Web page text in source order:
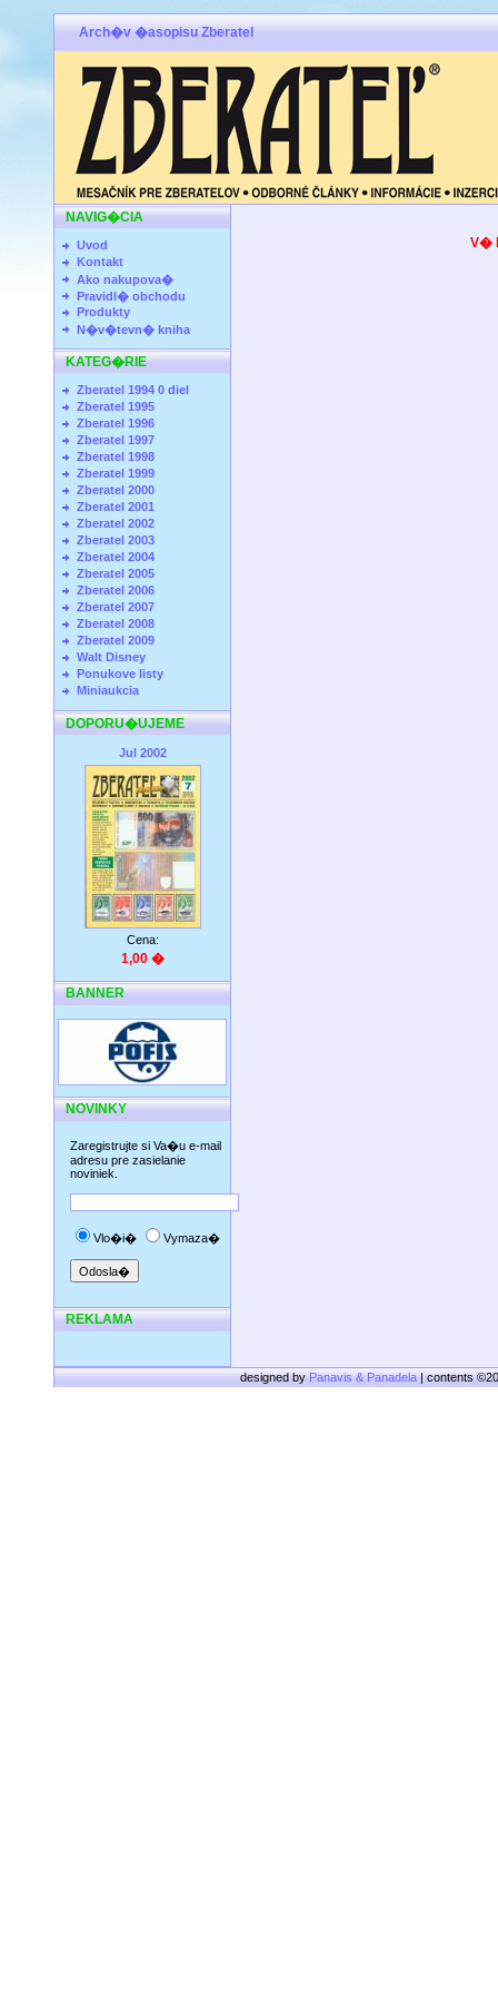
Arch�v �asopisu Zberatel
NAVIG�CIA
Uvod
Kontakt
Ako nakupova�
Pravidl� obchodu
Produkty
N�v�tevn� kniha
KATEG�RIE
Zberatel 1994 0 diel
Zberatel 1995
Zberatel 1996
Zberatel 1997
Zberatel 1998
Zberatel 1999
Zberatel 2000
Zberatel 2001
Zberatel 2002
Zberatel 2003
Zberatel 2004
Zberatel 2005
Zberatel 2006
Zberatel 2007
Zberatel 2008
Zberatel 2009
Walt Disney
Ponukove listy
Miniaukcia
DOPORU�UJEME
Jul 2002
Cena:
1,00 �
BANNER
NOVINKY
Zaregistrujte si Va�u e-mail
adresu pre zasielanie
noviniek.
Vlo�i� Vymaza�
REKLAMA
V�
designed byPanavis & Panadela| contents